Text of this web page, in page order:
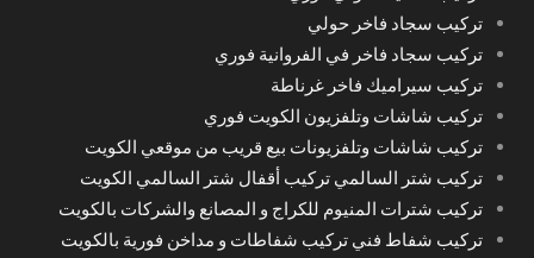
تركيب سجاد فاخر حولي
تركيب سجاد فاخر في الفروانية فوري
تركيب سيراميك فاخر غرناطة
تركيب شاشات وتلفزيون الكويت فوري
تركيب شاشات وتلفزيونات بيع قريب من موقعي الكويت
تركيب شتر السالمي تركيب أقفال شتر السالمي الكويت
تركيب شترات المنيوم للكراج و المصانع والشركات بالكويت
تركيب شفاط فني تركيب شفاطات و مداخن فورية بالكويت